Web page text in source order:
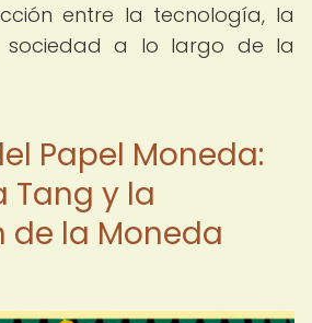
entre la tecnología, la
a lo largo de la
Papel Moneda:
Tang y la
de la Moneda